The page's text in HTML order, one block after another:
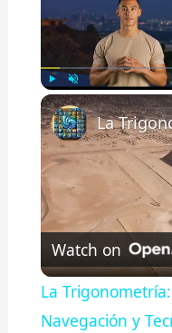
Play Unmute
Watch on
La
Navegación y